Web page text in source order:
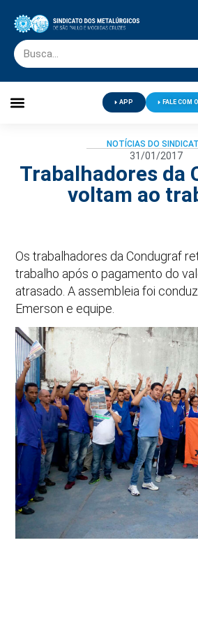
APP FALE COM
NOTÍCIAS DO
31/01/2017
Trabalhadores da
voltam ao
Os trabalhadores da Condugraf
trabalho após o pagamento do
atrasado. A assembleia foi
Emerson e equipe.